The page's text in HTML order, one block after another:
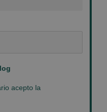
acepto la